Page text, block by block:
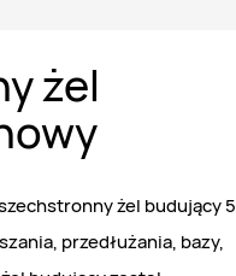
żel
żel budujący 5
przedłużania, bazy,